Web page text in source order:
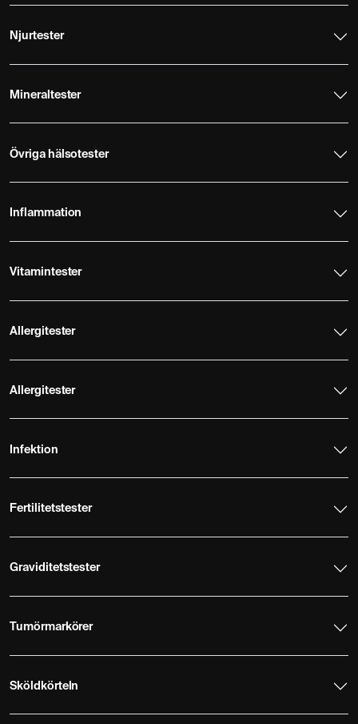
Njurtester
Mineraltester
Övriga hälsotester
Inflammation
Vitamintester
Allergitester
Allergitester
Infektion
Fertilitetstester
Graviditetstester
Tumörmarkörer
Sköldkörteln